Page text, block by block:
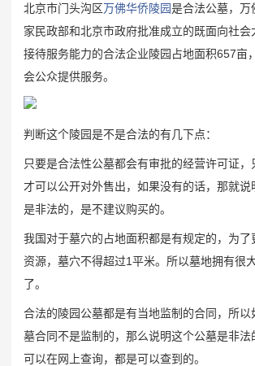
北京市门头沟区万佛华侨陵园是合法公墓，万
家民政部和北京市政府批准成立的既面向社会
接待服务能力的合法企业陵园占地面积657亩
会公众提供服务。
判断这个陵园是不是合法的有几下点：
只要是合法性公墓都会有审批的经营许可证
才可以公开对外售出，如果没有的话，那就说
是非法的，是不建议购买的。
我国对于墓穴的占地面积都是有规定的，为了
资源，墓穴不得超过1平米。所以墓地拥有很
了。
合法的陵园公墓都是有当地监制的合同，所以
墓合同不是监制的，那么说明这个公墓是非法
可以在网上查询，都是可以查到的。